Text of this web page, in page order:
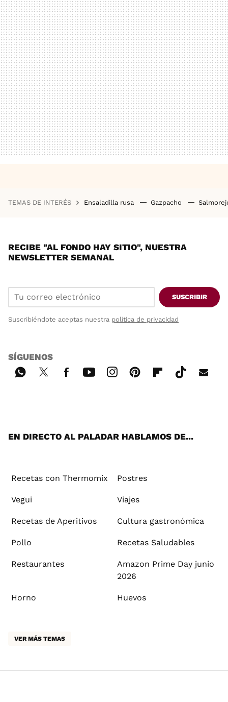
TEMAS DE INTERÉS Ensaladilla rusa Gazpacho
RECIBE "AL FONDO HAY SITIO", NUESTRA
NEWSLETTER SEMANAL
SUSCRIBIR
Suscribiéndote aceptas nuestra política de privacidad
SÍGUENOS
EN DIRECTO AL PALADAR HABLAMOS DE...
Recetas con Thermomix Postres
Vegui Viajes
Recetas de Aperitivos Cultura gastronómica
Pollo Recetas Saludables
Restaurantes
Amazon Prime Day junio
2026
Horno Huevos
VER MÁS TEMAS